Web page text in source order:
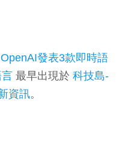
發表3款即時語
最早出現於 科技島-
資訊。